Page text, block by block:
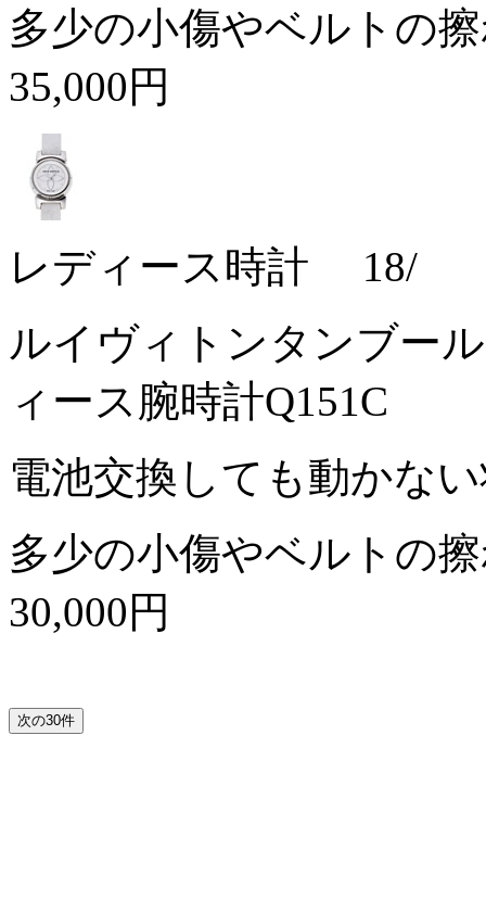
多少の小傷やベルトの
35,000円
レディース時計 18/
ルイヴィトンタンブー
ィース腕時計Q151C
電池交換しても動かな
多少の小傷やベルトの
30,000円